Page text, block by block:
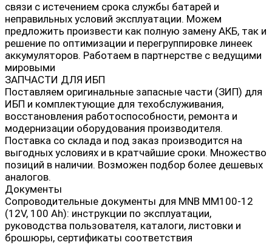
связи с истечением срока службы батарей и
неправильных условий эксплуатации. Можем
предложить произвести как полную замену АКБ, так и
решение по оптимизации и перегруппировке линеек
аккумуляторов. Работаем в партнерстве с ведущими
мировыми
ЗАПЧАСТИ ДЛЯ ИБП
Поставляем оригинальные запасные части (ЗИП) для
ИБП и комплектующие для техобслуживания,
восстановления работоспособности, ремонта и
модернизации оборудования производителя.
Поставка со склада и под заказ производится на
выгодных условиях и в кратчайшие сроки. Множество
позиций в наличии. Возможен подбор более дешевых
аналогов.
Документы
Сопроводительные документы для MNB MM100-12
(12V, 100 Ah): инструкции по эксплуатации,
руководства пользователя, каталоги, листовки и
брошюры, сертификаты соответствия